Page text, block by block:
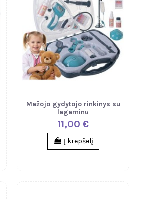
Mažojo gydytojo rinkinys su
lagaminu
11,00 €
Į krepšelį